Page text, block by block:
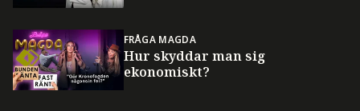
FRÅGA MAGDA
Hur skyddar man sig
ekonomiskt?